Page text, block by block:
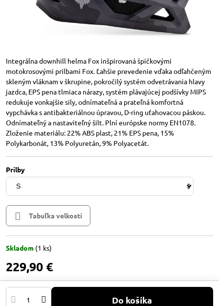
Integrálna downhill helma Fox inšpirovaná špičkovými
motokrosovými prilbami Fox. Ľahšie prevedenie vďaka odľahčeným
skleným vláknam v škrupine, pokročilý systém odvetrávania hlavy
jazdca, EPS pena tlmiaca nárazy, systém plávajúcej podšívky MIPS
redukuje vonkajšie sily, odnímateľná a prateľná komfortná
vypchávka s antibakteriálnou úpravou, D-ring uťahovacou páskou.
Odnímateľný a nastaviteľný šilt. Plní európske normy EN1078.
Zloženie materiálu: 22% ABS plast, 21% EPS pena, 15%
Polykarbonát, 13% Polyuretán, 9% Polyacetát.
Prilby
Tabuľka velkostí
Skladom (1 ks)
229,90 €
Do košíka